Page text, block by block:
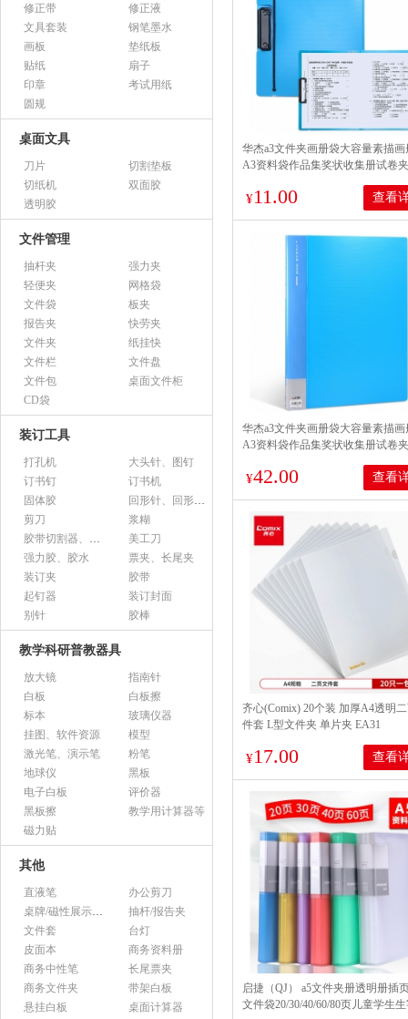
修正带
修正液
文具套装
钢笔墨水
画板
垫纸板
贴纸
扇子
印章
考试用纸
圆规
桌面文具
刀片
切割垫板
切纸机
双面胶
透明胶
文件管理
抽杆夹
强力夹
轻便夹
网格袋
文件袋
板夹
报告夹
快劳夹
文件夹
纸挂快
文件栏
文件盘
文件包
桌面文件柜
CD袋
装订工具
打孔机
大头针、图钉
订书钉
订书机
固体胶
回形针、回形针盒
剪刀
浆糊
胶带切割器、胶带座、封箱器
美工刀
强力胶、胶水
票夹、长尾夹
装订夹
胶带
起钉器
装订封面
别针
胶棒
教学科研普教器具
放大镜
指南针
白板
白板擦
标本
玻璃仪器
挂图、软件资源
模型
激光笔、演示笔
粉笔
地球仪
黑板
电子白板
评价器
黑板擦
教学用计算器等
磁力贴
其他
直液笔
办公剪刀
桌牌/磁性展示帖/证件框
抽杆/报告夹
文件套
台灯
皮面本
商务资料册
商务中性笔
长尾票夹
商务文件夹
带架白板
悬挂白板
桌面计算器
华杰a3文件夹画册袋大容量素描画
A3资料袋作品集奖状收集册试卷
¥11.00 查看
华杰a3文件夹画册袋大容量素描画
A3资料袋作品集奖状收集册试卷
¥42.00 查看
齐心(Comix) 20个装 加厚A4透明
件套 L型文件夹 单片夹 EA31
¥17.00 查看
启捷（QJ） a5文件夹册透明册插
文件袋20/30/40/60/80页儿童学生